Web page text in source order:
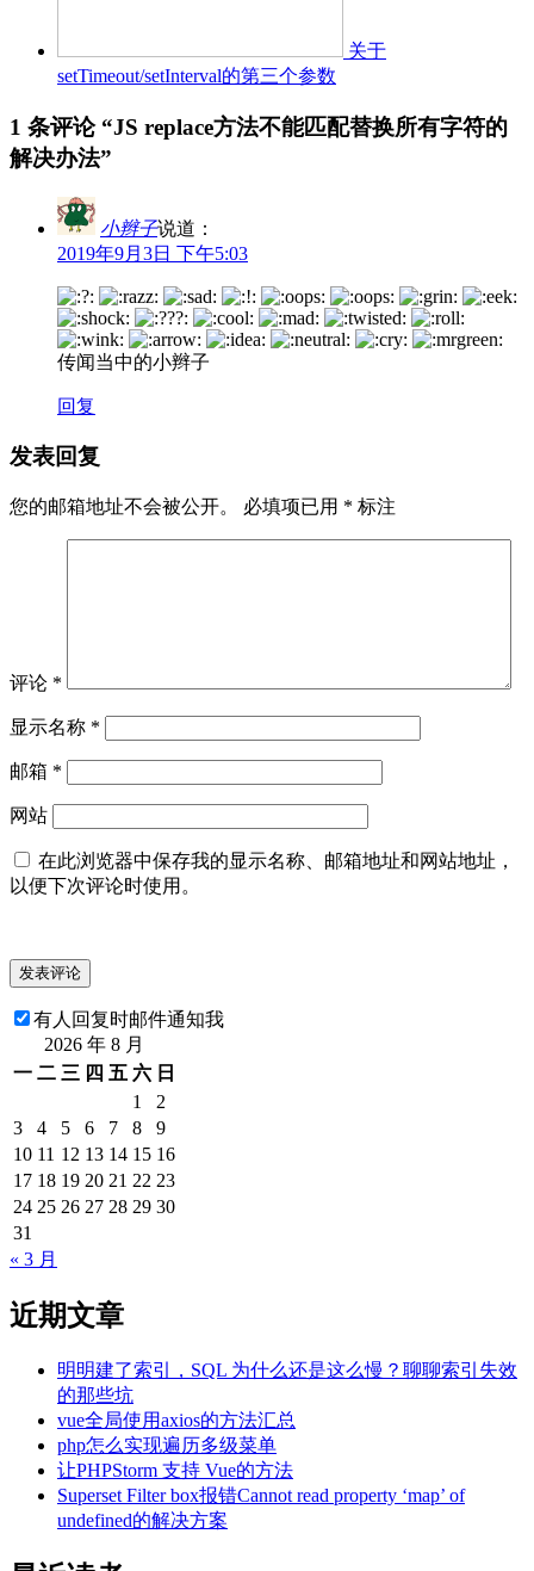
关于
setTimeout/setInterval的第三个参数
1 条评论 “JS replace方法不能匹配替换所有字符的
解决办法”
小辫子说道：
2019年9月3日 下午5:03
传闻当中的小辫子
回复
发表回复
您的邮箱地址不会被公开。 必填项已用 * 标注
评论 *
显示名称 *
邮箱 *
网站
在此浏览器中保存我的显示名称、邮箱地址和网站地址，
以便下次评论时使用。
有人回复时邮件通知我
2026 年 8 月
一 二 三 四 五 六 日
1
2
3
4 5 6 7 8
9
10 11 12 13 14 15 16
17 18 19 20 21 22 23
24 25 26 27 28 29 30
31
« 3 月
近期文章
明明建了索引，SQL 为什么还是这么慢？聊聊索引失效
的那些坑
vue全局使用axios的方法汇总
php怎么实现遍历多级菜单
让PHPStorm 支持 Vue的方法
Superset Filter box报错Cannot read property ‘map’ of
undefined的解决方案